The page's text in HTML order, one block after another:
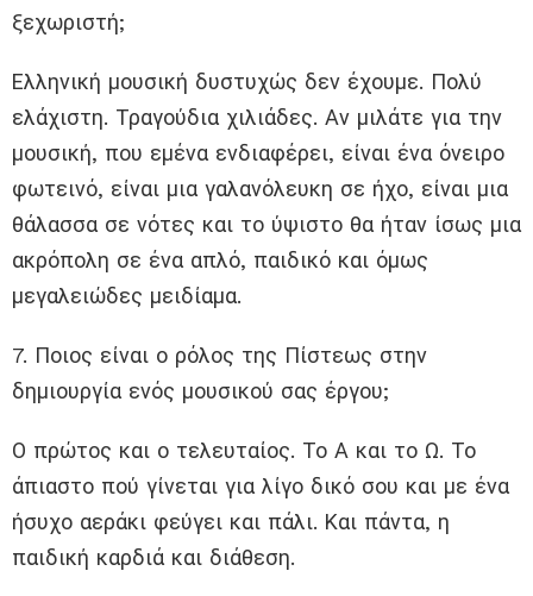
ξεχωριστή;
Ελληνική μουσική δυστυχώς δεν έχουμε. Πολύ
ελάχιστη. Τραγούδια χιλιάδες. Αν μιλάτε για την
μουσική, που εμένα ενδιαφέρει, είναι ένα όνειρο
φωτεινό, είναι μια γαλανόλευκη σε ήχο, είναι μια
θάλασσα σε νότες και το ύψιστο θα ήταν ίσως μια
ακρόπολη σε ένα απλό, παιδικό και όμως
μεγαλειώδες μειδίαμα.
7. Ποιος είναι ο ρόλος της Πίστεως στην
δημιουργία ενός μουσικού σας έργου;
Ο πρώτος και ο τελευταίος. Το Α και το Ω. Το
άπιαστο πού γίνεται για λίγο δικό σου και με ένα
ήσυχο αεράκι φεύγει και πάλι. Και πάντα, η
παιδική καρδιά και διάθεση.